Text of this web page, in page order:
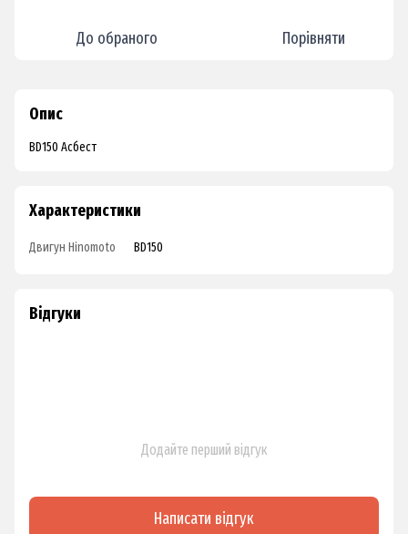
До обраного Порівняти
Опис
BD150 Асбест
Характеристики
Двигун Hinomoto BD150
Відгуки
Додайте перший відгук
Написати відгук